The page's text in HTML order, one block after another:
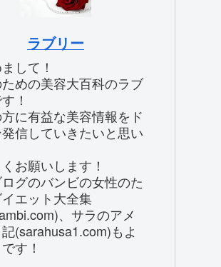
ラブリー
して！
めの美容大百科のラブ
！
に有益な美容情報をド
信していきたいと思い
お願いします！
グのバンビの女性のた
エット大全集
、サラのアメ
(sarahusa1.com)もよ
す！